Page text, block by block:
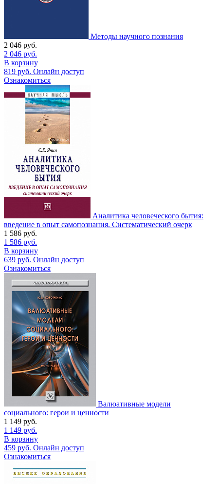
Методы научного познания
2 046 руб.
2 046 руб.
В корзину
819 руб. Онлайн доступ
Ознакомиться
Аналитика человеческого бытия:
введение в опыт самопознания. Систематический очерк
1 586 руб.
1 586 руб.
В корзину
639 руб. Онлайн доступ
Ознакомиться
Валюативные модели
социального: герои и ценности
1 149 руб.
1 149 руб.
В корзину
459 руб. Онлайн доступ
Ознакомиться